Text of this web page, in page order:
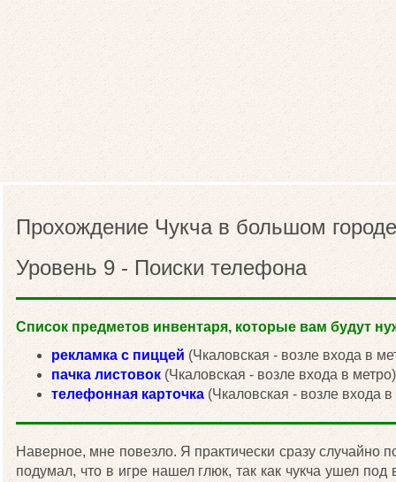
Прохождение Чукча в большом
Уровень 9 - Поиски телефона
Список предметов инвентаря, которые вам будут
рекламка с пиццей (Чкаловская - возле входа в
пачка листовок (Чкаловская - возле входа в
телефонная карточка (Чкаловская - возле входа
Наверное, мне повезло. Я практически сразу случайно
подумал, что в игре нашел глюк, так как чукча ушел